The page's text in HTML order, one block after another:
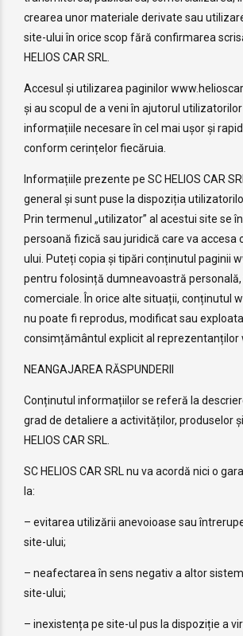
crearea unor materiale derivate sau
site-ului în orice scop fără confirmarea
HELIOS CAR SRL.
Accesul și utilizarea paginilor
și au scopul de a veni în ajutorul
informațiile necesare în cel mai ușor și
conform cerințelor fiecăruia.
Informațiile prezente pe SC HELIOS CAR
general și sunt puse la dispoziția
Prin termenul „utilizator” al acestui site se
persoană fizică sau juridică care va accesa
ului. Puteți copia și tipări conținutul paginii
pentru folosință dumneavoastră
comerciale. În orice alte situații, conținutul
nu poate fi reprodus, modificat sau
consimțământul explicit al reprezentanților
NEANGAJAREA RĂSPUNDERII
Conținutul informațiilor se referă la
grad de detaliere a activităților, produselor
HELIOS CAR SRL.
SC HELIOS CAR SRL nu va acordă nici o
la:
– evitarea utilizării anevoioase sau
site-ului;
– neafectarea în sens negativ a altor
site-ului;
– inexistența pe site-ul pus la dispoziție a